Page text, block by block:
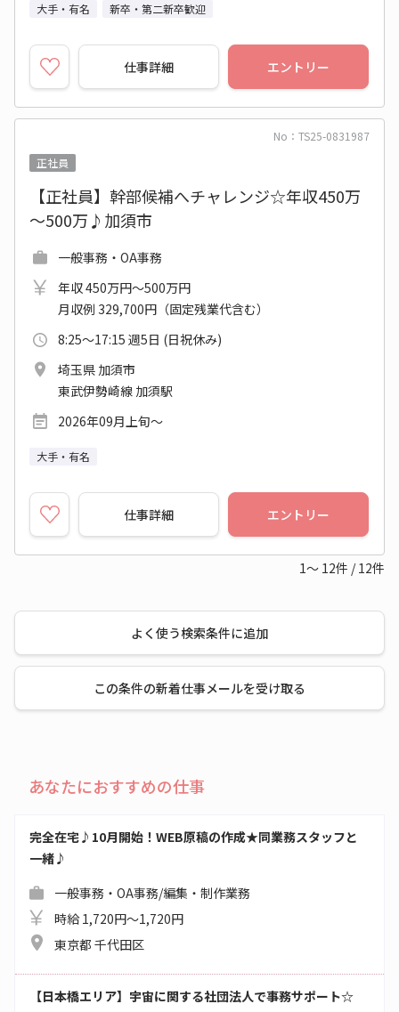
大手・有名 新卒・第二新卒歓迎
仕事詳細 エントリー
No：TS25-0831987
正社員
【正社員】幹部候補へチャレンジ☆年収450万
～500万♪加須市
一般事務・OA事務
年収 450万円～500万円
月収例 329,700円（固定残業代含む）
8:25～17:15 週5日 (日祝休み)
埼玉県 加須市
東武伊勢崎線 加須駅
2026年09月上旬～
大手・有名
仕事詳細 エントリー
1～ 12件 / 12件
よく使う検索条件に追加
この条件の新着仕事メールを受け取る
あなたにおすすめの仕事
完全在宅♪10月開始！WEB原稿の作成★同業務スタッフと
一緒♪
一般事務・OA事務/編集・制作業務
時給 1,720円～1,720円
東京都 千代田区
【日本橋エリア】宇宙に関する社団法人で事務サポート☆